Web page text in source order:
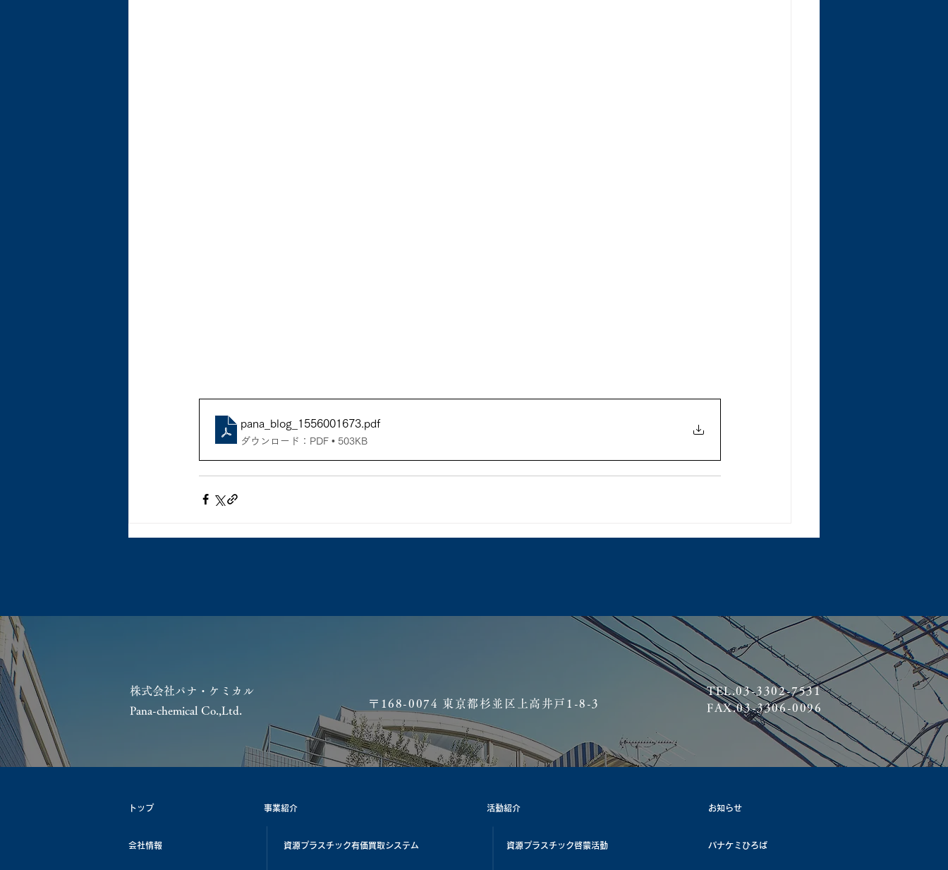
pana_blog_1556001673 .pdf
ダウンロード：PDF • 503KB
株式会社パナ・ケミカル
Pana-chemical Co.,Ltd.
​〒168-0074 東京都杉並区上高井戸1-8-3
TEL.03-3302-7531
FAX.03-3306-0096
トップ
会社情報
事業紹介
資源プラスチック有価買取システム
活動紹介
資源プラスチック啓蒙活動
お知らせ
パナケミひろば